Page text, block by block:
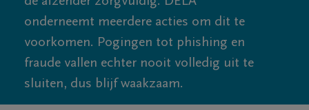
onderneemt meerdere acties om dit te
voorkomen. Pogingen tot phishing en
fraude vallen echter nooit volledig uit te
sluiten, dus blijf waakzaam.